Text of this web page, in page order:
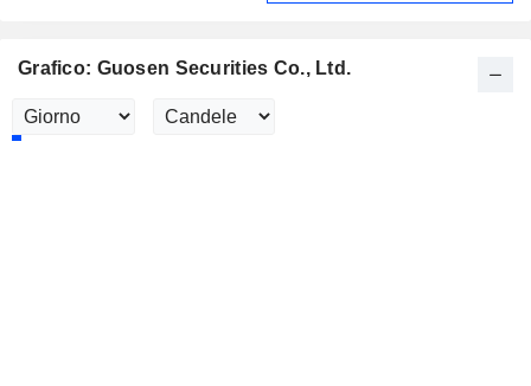
Grafico: Guosen Securities Co., Ltd.